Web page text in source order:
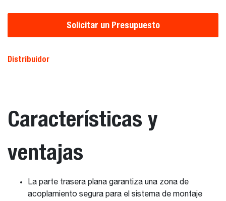
Solicitar un Presupuesto
Distribuidor
Características y
ventajas
La parte trasera plana garantiza una zona de
acoplamiento segura para el sistema de montaje